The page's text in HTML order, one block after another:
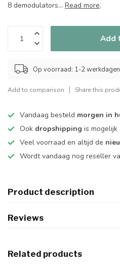
8 demodulators... Read more.
Add
Op voorraad: 1-2 werkdagen
Add to comparison Share this
Vandaag besteld morgen in
Ook dropshipping is mogelijk
Veel voorraad en altijd de
Wordt vandaag nog reseller
Product description
Reviews
Related products